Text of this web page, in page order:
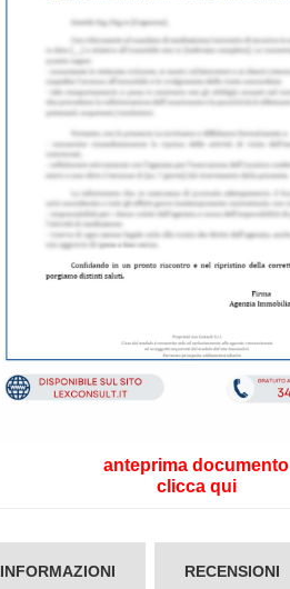
anteprima documento
clicca qui
INFORMAZIONI RECENSIONI